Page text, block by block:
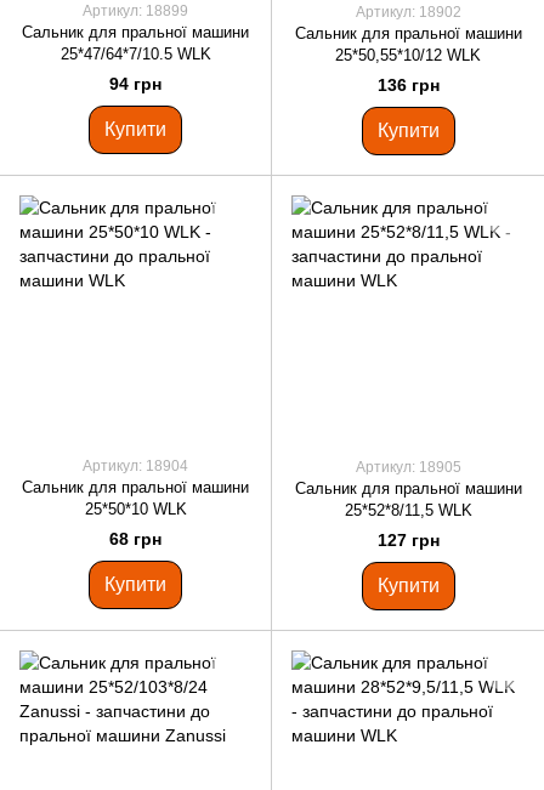
Артикул: 18899
Сальник для пральної машини
25*47/64*7/10.5 WLK
94 грн
Купити
Артикул: 18902
Сальник для пральної машини
25*50,55*10/12 WLK
136 грн
Купити
Артикул: 18904
Сальник для пральної машини
25*50*10 WLK
68 грн
Купити
Артикул: 18905
Сальник для пральної машини
25*52*8/11,5 WLK
127 грн
Купити